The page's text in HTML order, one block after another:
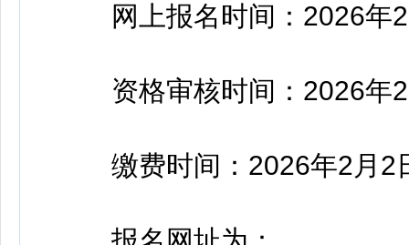
网上报名时间：2026年2
资格审核时间：2026年2
缴费时间：2026年2月2